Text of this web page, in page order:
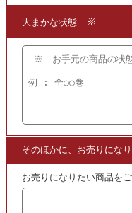
1.問い合わせて
2.申し込みをして
3.発送するだけ!!
買取 の段ボール箱
【かんたん 便利で無料
★当店ではこちらの他
謡の本やCDなどを